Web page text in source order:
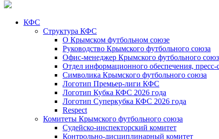
КФС
Структура КФС
О Крымском футбольном союзе
Руководство Крымского футбольного союза
Офис-менеджер Крымского футбольного
Отдел информационного обеспечения, пресс-
Символика Крымского футбольного союза
Логотип Премьер-лиги КФС
Логотип Кубка КФС 2026 года
Логотип Суперкубка КФС 2026 года
Respect
Комитеты Крымского футбольного союза
Судейско-инспекторский комитет
Контрольно-дисциплинарный комитет